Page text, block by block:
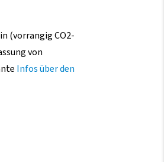
(vorrangig CO2-
von
Infos über den